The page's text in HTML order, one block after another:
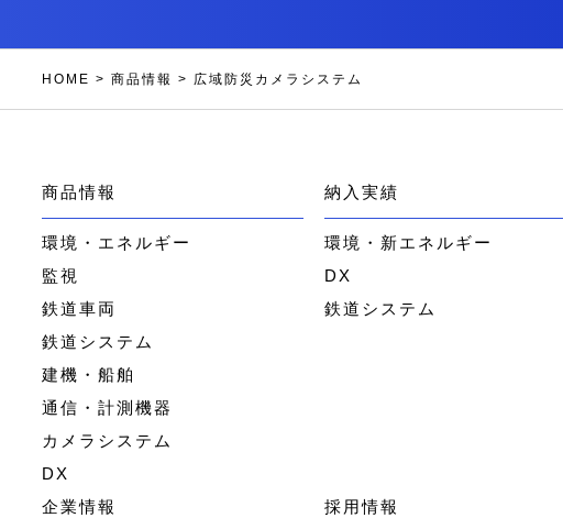
HOME > 商品情報 > 広域防災カメラシステム
商品情報
環境・エネルギー
監視
鉄道車両
鉄道システム
建機・船舶
通信・計測機器
カメラシステム
DX
納入実績
環境・新エネルギー
DX
鉄道システム
企業情報 採用情報